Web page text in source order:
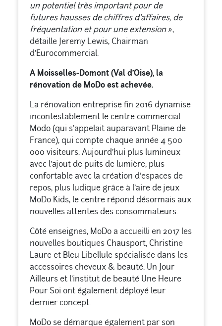
un potentiel très important pour de
futures hausses de chiffres d’affaires, de
fréquentation et pour une extension »,
détaille Jeremy Lewis, Chairman
d’Eurocommercial.
A Moisselles-Domont (Val d’Oise), la
rénovation de MoDo est achevée.
La rénovation entreprise fin 2016 dynamise
incontestablement le centre commercial
Modo (qui s’appelait auparavant Plaine de
France), qui compte chaque année 4 500
000 visiteurs. Aujourd’hui plus lumineux
avec l’ajout de puits de lumière, plus
confortable avec la création d’espaces de
repos, plus ludique grâce à l’aire de jeux
MoDo Kids, le centre répond désormais aux
nouvelles attentes des consommateurs.
Côté enseignes, MoDo a accueilli en 2017 les
nouvelles boutiques Chausport, Christine
Laure et Bleu Libellule spécialisée dans les
accessoires cheveux & beauté. Un Jour
Ailleurs et l’institut de beauté Une Heure
Pour Soi ont également déployé leur
dernier concept.
MoDo se démarque également par son